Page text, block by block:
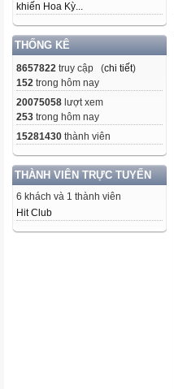
khiến Hoa Kỳ...
THỐNG KÊ
8657822 truy cập (chi tiết)
152 trong hôm nay
20075058 lượt xem
253 trong hôm nay
15281430 thành viên
THÀNH VIÊN TRỰC TUYẾN
6 khách và 1 thành viên
Hit Club